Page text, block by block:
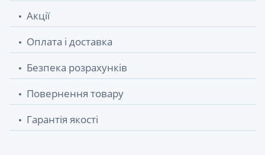
Акції
Оплата і доставка
Безпека розрахунків
Повернення товару
Гарантія якості